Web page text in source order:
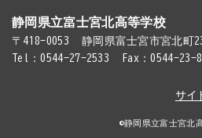
静岡県立富士宮北高等学校
〒418-0053
静岡県富士宮市宮北町
Tel：0544-27-2533
Fax：0544-23-
サイ
©静岡県立富士宮